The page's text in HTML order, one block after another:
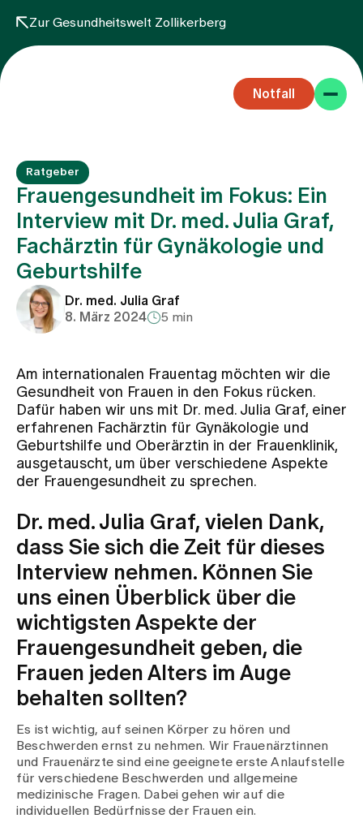
Zur Gesundheitswelt Zollikerberg
Notfall
Fachbereiche
Aufenthalt
Zuweisende
Events
Über uns
Aktuelles
Jobs & Karriere
Kontakt
Babygalerie
Medien
Publikationen
Ratgeber
Frauengesundheit im Fokus: Ein
Interview mit Dr. med. Julia Graf,
Fachärztin für Gynäkologie und
Geburtshilfe
Dr. med. Julia Graf
8. März 2024
5 min
Am internationalen Frauentag möchten wir die
Gesundheit von Frauen in den Fokus rücken.
Dafür haben wir uns mit Dr. med. Julia Graf, einer
erfahrenen Fachärztin für Gynäkologie und
Geburtshilfe und Oberärztin in der Frauenklinik,
ausgetauscht, um über verschiedene Aspekte
der Frauengesundheit zu sprechen.
Dr. med. Julia Graf, vielen Dank,
dass Sie sich die Zeit für dieses
Interview nehmen. Können Sie
uns einen Überblick über die
wichtigsten Aspekte der
Frauengesundheit geben, die
Frauen jeden Alters im Auge
behalten sollten?
Es ist wichtig, auf seinen Körper zu hören und
Beschwerden ernst zu nehmen. Wir Frauenärztinnen
und Frauenärzte sind eine geeignete erste Anlaufstelle
für verschiedene Beschwerden und allgemeine
medizinische Fragen. Dabei gehen wir auf die
individuellen Bedürfnisse der Frauen ein.